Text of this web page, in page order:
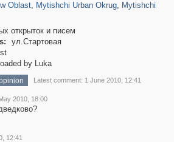
Oblast, Mytishchi Urban Okrug, Mytishchi
открыток и писем
ул.Стартовая
by Luka
Latest comment: 1 June 2010, 12:41
2010, 18:00
12:41